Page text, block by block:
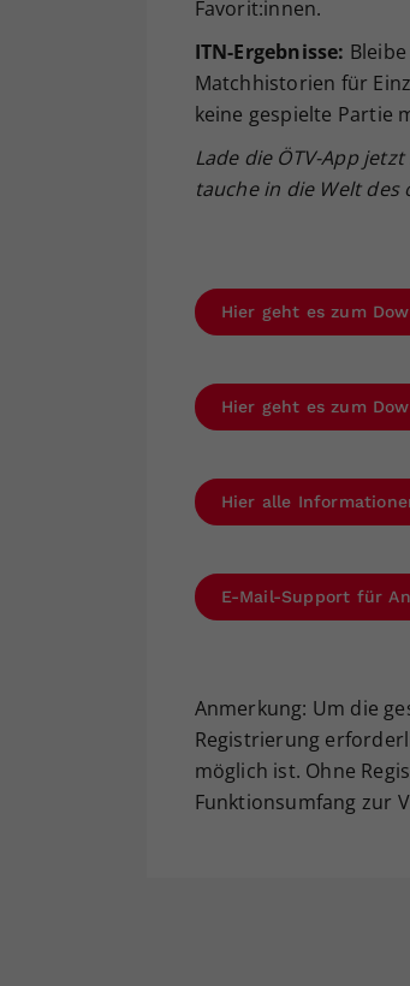
Favorit:innen.
ITN-Ergebnisse:
Matchhistorien für
keine gespielte Partie
Lade die ÖTV-App
tauche in die Welt
Hier geht es zum
Hier geht es zum
Hier alle
E-Mail-Support für
Anmerkung: Um die
Registrierung
möglich ist. Ohne
Funktionsumfang zur